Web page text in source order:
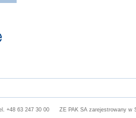
+48 63 247 30 00
ZE PAK SA zarejestrowany w